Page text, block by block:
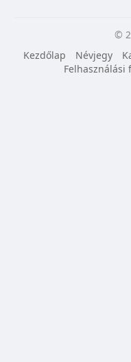
©
Kezdőlap
Névjegy
Felhasználási